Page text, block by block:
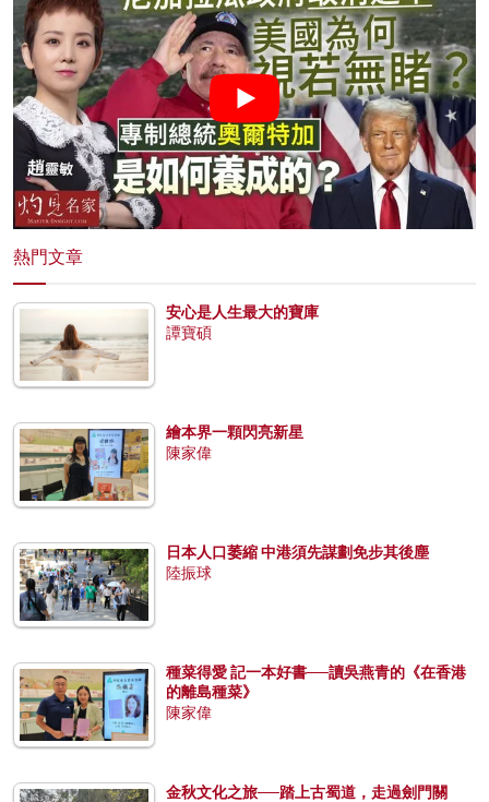
熱門文章
安心是人生最大的寶庫
譚寶碩
繪本界一顆閃亮新星
陳家偉
日本人口萎縮 中港須先謀劃免步其後塵
陸振球
種菜得愛 記一本好書──讀吳燕青的《在香港
的離島種菜》
陳家偉
金秋文化之旅──踏上古蜀道，走過劍門關